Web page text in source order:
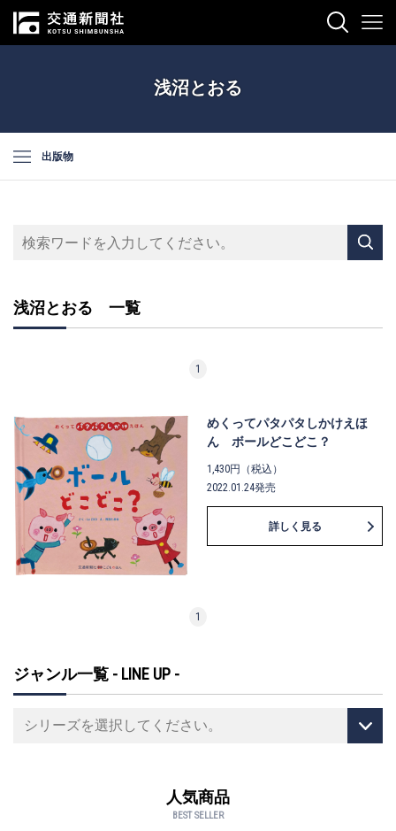
浅沼とおる
出版物
浅沼とおる 一覧
1
めくってパタパタしかけえほ
ん ボールどこどこ？
1,430円（税込）
2022.01.24発売
詳しく見る
1
ジャンル一覧 - LINE UP -
人気商品
BEST SELLER